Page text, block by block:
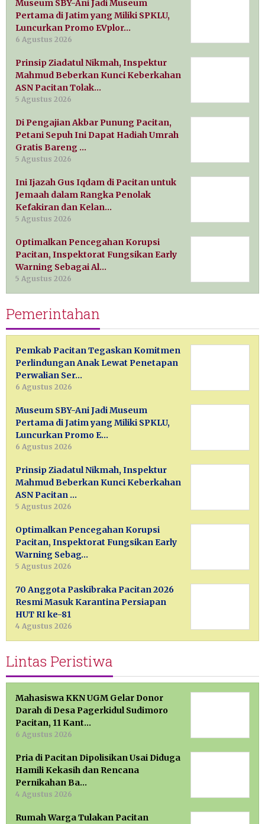
Museum SBY-Ani Jadi Museum
Pertama di Jatim yang Miliki SPKLU,
Luncurkan Promo EVplor…
6 Agustus 2026
Prinsip Ziadatul Nikmah, Inspektur
Mahmud Beberkan Kunci Keberkahan
ASN Pacitan Tolak…
5 Agustus 2026
Di Pengajian Akbar Punung Pacitan,
Petani Sepuh Ini Dapat Hadiah Umrah
Gratis Bareng …
5 Agustus 2026
Ini Ijazah Gus Iqdam di Pacitan untuk
Jemaah dalam Rangka Penolak
Kefakiran dan Kelan…
5 Agustus 2026
Optimalkan Pencegahan Korupsi
Pacitan, Inspektorat Fungsikan Early
Warning Sebagai Al…
5 Agustus 2026
Pemerintahan
Pemkab Pacitan Tegaskan Komitmen
Perlindungan Anak Lewat Penetapan
Perwalian Ser…
6 Agustus 2026
Museum SBY-Ani Jadi Museum
Pertama di Jatim yang Miliki SPKLU,
Luncurkan Promo E…
6 Agustus 2026
Prinsip Ziadatul Nikmah, Inspektur
Mahmud Beberkan Kunci Keberkahan
ASN Pacitan …
5 Agustus 2026
Optimalkan Pencegahan Korupsi
Pacitan, Inspektorat Fungsikan Early
Warning Sebag…
5 Agustus 2026
70 Anggota Paskibraka Pacitan 2026
Resmi Masuk Karantina Persiapan
HUT RI ke-81
4 Agustus 2026
Lintas Peristiwa
Mahasiswa KKN UGM Gelar Donor
Darah di Desa Pagerkidul Sudimoro
Pacitan, 11 Kant…
6 Agustus 2026
Pria di Pacitan Dipolisikan Usai Diduga
Hamili Kekasih dan Rencana
Pernikahan Ba…
4 Agustus 2026
Rumah Warga Tulakan Pacitan